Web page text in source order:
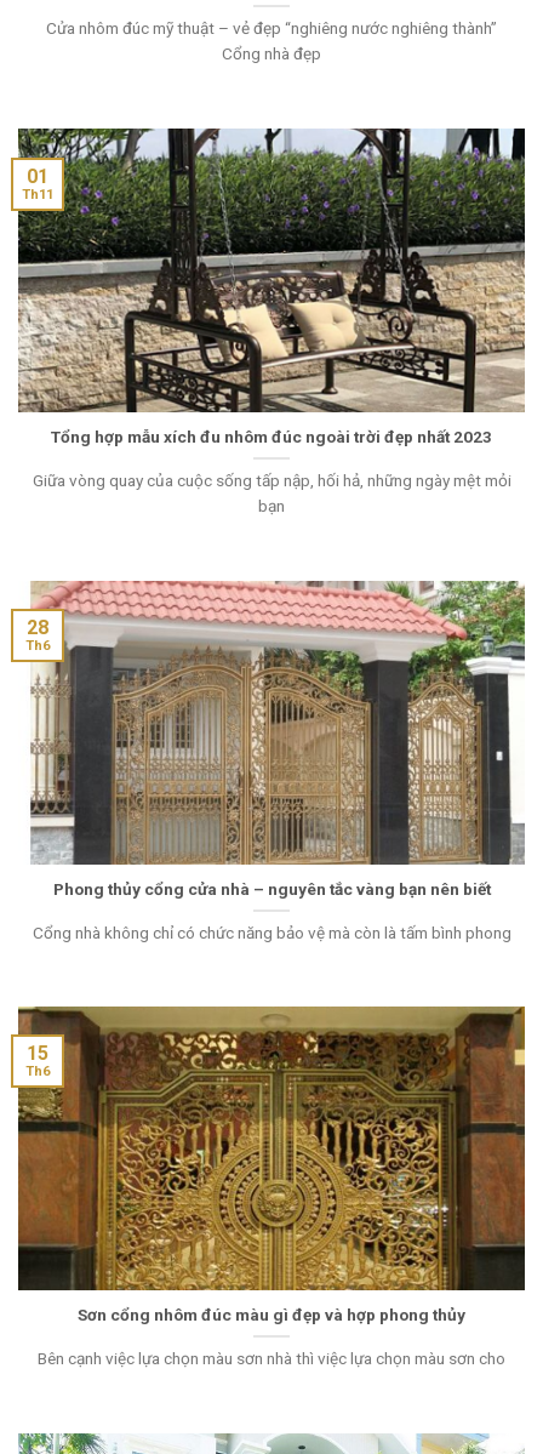
Cửa nhôm đúc mỹ thuật – vẻ đẹp “nghiêng nước nghiêng thành”
Cổng nhà đẹp
Tổng hợp mẫu xích đu nhôm đúc ngoài trời đẹp nhất 2023
Giữa vòng quay của cuộc sống tấp nập, hối hả, những ngày mệt mỏi
bạn
01
Th11
Phong thủy cổng cửa nhà – nguyên tắc vàng bạn nên biết
Cổng nhà không chỉ có chức năng bảo vệ mà còn là tấm bình phong
28
Th6
Sơn cổng nhôm đúc màu gì đẹp và hợp phong thủy
Bên cạnh việc lựa chọn màu sơn nhà thì việc lựa chọn màu sơn cho
15
Th6